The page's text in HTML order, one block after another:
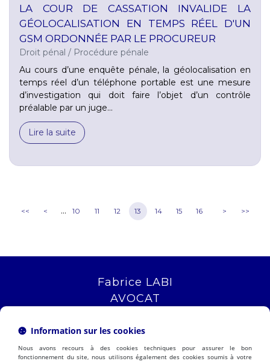
LA COUR DE CASSATION INVALIDE LA
GÉOLOCALISATION EN TEMPS RÉEL D'UN
GSM ORDONNÉE PAR LE PROCUREUR
Droit pénal / Procédure pénale
Au cours d’une enquête pénale, la géolocalisation en
temps réel d’un téléphone portable est une mesure
d’investigation qui doit faire l’objet d’un contrôle
préalable par un juge...
Lire la suite
<< < ... 10 11 12 13 14 15 16 > >>
Fabrice LABI
AVOCAT
13006 MARSEILLE
NOUS LOCALISER
Information sur les cookies
Nous avons recours à des cookies techniques pour assurer le bon
fonctionnement du site, nous utilisons également des cookies soumis à votre